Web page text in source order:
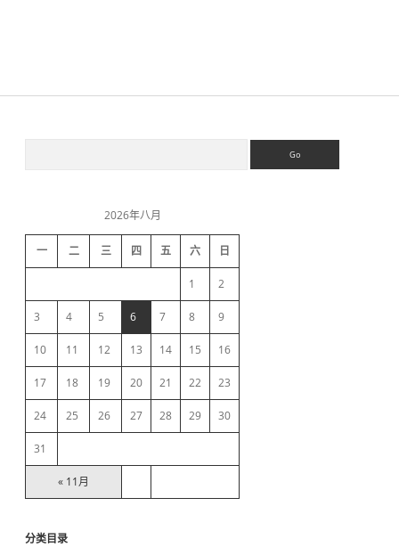
和
o
e
s
d
b
a
r
2026年八月
一 二 三 四 五 六 日
« 11月
1 2
3 4 5 6 7 8 9
10 11 12 13 14 15 16
17 18 19 20 21 22 23
24 25 26 27 28 29 30
31
分类目录